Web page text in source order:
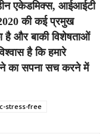
एकेडमिक्स, आईआईटी
की कई प्रमुख
है और बाकी विशेषताओं
है कि हमारे
का सपना सच करने में
stress-free